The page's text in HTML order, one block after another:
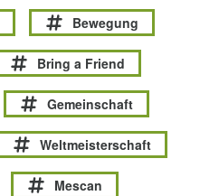
Bewegung
Bring a Friend
Gemeinschaft
Weltmeisterschaft
Mescan